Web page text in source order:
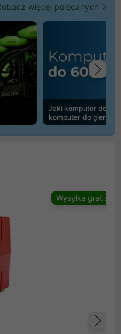
więcej polecanych
Jaki komputer do
komputer do gier |
Wysyłka gratis